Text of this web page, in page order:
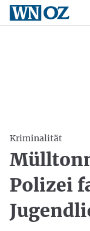
Kriminalität
Polizei